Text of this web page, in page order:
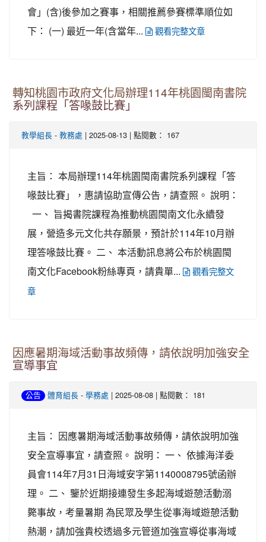
會」(含)後參加之賽事，相關推薦參賽標準順位如
下： (一) 最近一年(含當年...
觀看完整文章
轉知桃園市政府文化局辦理114年桃園閩南書院
系列課程「答喙鼓比賽」
教學組長 - 教務處 | 2025-08-13 | 點閱數： 167
主旨： 本局辦理114年桃園閩南書院系列課程「答
喙鼓比賽」，惠請協助宣傳公告，請查照。 說明：
一、 旨揭書院課程為推動桃園閩南文化永續發
展，營造多元文化共存願景，預計於114年10月辦
理答喙鼓比賽。 二、 本活動訊息將公布於桃園閩
南文化Facebook粉絲專頁，請貴單...
觀看完整文
章
因應暑期海域活動事故頻傳，請依說明加強安全
宣導事宜
公告 體育組長 - 學務處 | 2025-08-08 | 點閱數： 181
主旨： 因應暑期海域活動事故頻傳，請依說明加強
安全宣導事宜，請查照。 說明： 一、 依據海洋委
員會114年7月31日海域安字第1140008795號函辦
理。 二、 鑒於近期接連發生多起海域遊憩活動溺
斃事故，考量暑期 為民眾及學生從事海域遊憩活動
熱潮，請加強貴校透過多元管道加強宣導從事海域